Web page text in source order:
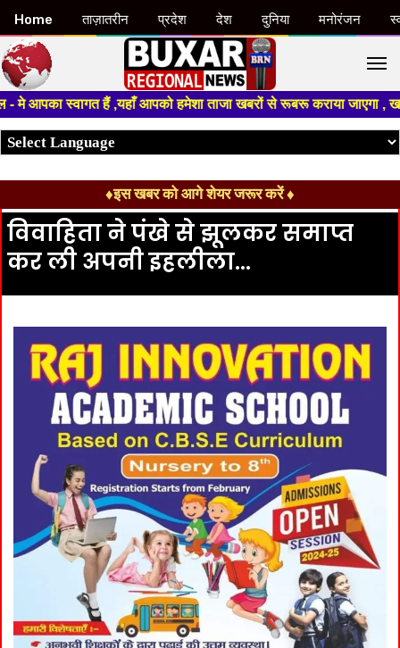
स्वागत हैं ,यहाँ आपको हमेशा ताजा खबरों से रूबरू कराया जाएगा ,
♦इस खबर को आगे शेयर जरूर करें ♦
विवाहिता ने पंखे से झूलकर समाप्त
कर ली अपनी इहलीला…
Home ताज़ातरीन प्रदेश देश दुनिया मनोरंजन